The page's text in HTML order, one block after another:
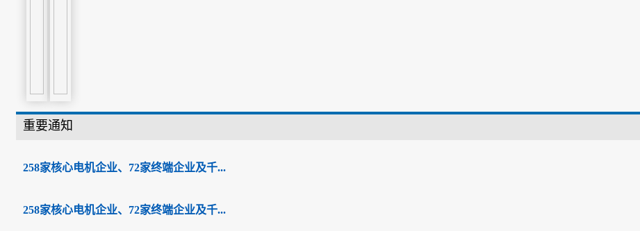
重要通知
258家核心电机企业、72家终端企业及千...
258家核心电机企业、72家终端企业及千...